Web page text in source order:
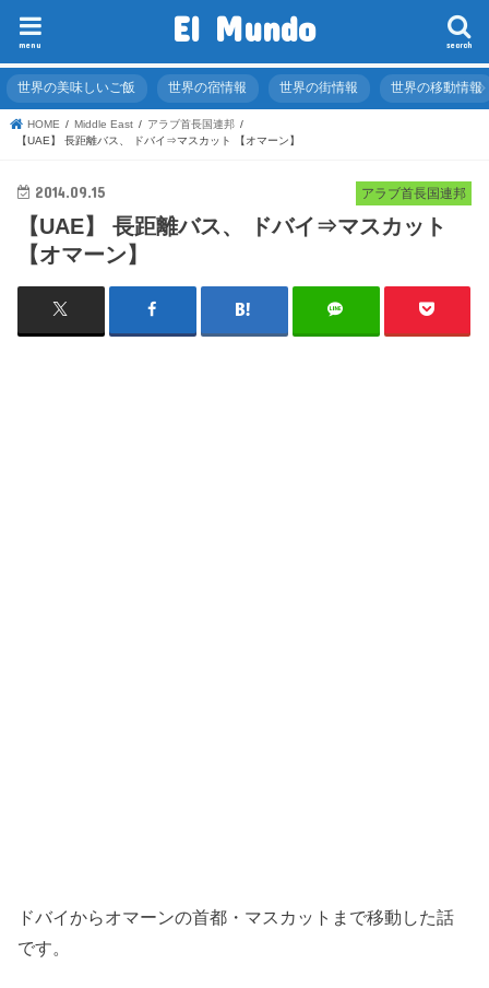
El Mundo search
menu
世界の美味しいご飯 世界の宿情報 世界の街情報 世界の移動情報
HOME Middle East
アラブ首長国連邦
【UAE】 長距離バス、 ドバイ⇒マスカット 【オマーン】
アラブ首長国連邦
2014.09.15
【UAE】 長距離バス、 ドバイ⇒マスカット
【オマーン】
ドバイからオマーンの首都・マスカットまで移動した話
です。